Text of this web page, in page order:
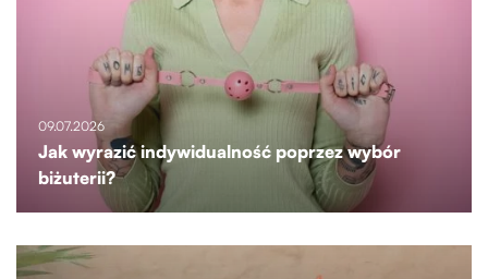
09.07.2026
Jak wyrazić indywidualność poprzez wybór
biżuterii?